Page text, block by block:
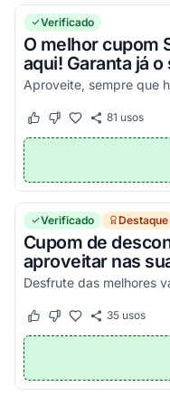
Verificado
O melhor cupom
aqui! Garanta já
Este cupom funcionou
Este cupom não
81 usos
Verificado Destaque
Cupom de
aproveitar nas
Este cupom funcionou
Este cupom não
35usos